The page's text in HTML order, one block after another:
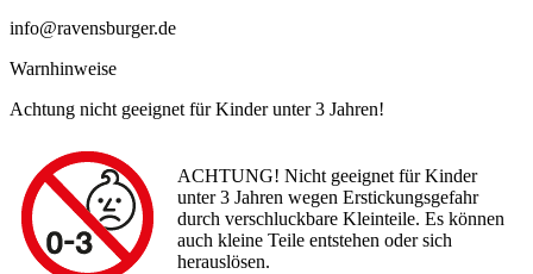
info@ravensburger.de
Warnhinweise
Achtung nicht geeignet für Kinder unter 3 Jahren!
ACHTUNG! Nicht geeignet für Kinder
unter 3 Jahren wegen Erstickungsgefahr
durch verschluckbare Kleinteile. Es können
auch kleine Teile entstehen oder sich
herauslösen.